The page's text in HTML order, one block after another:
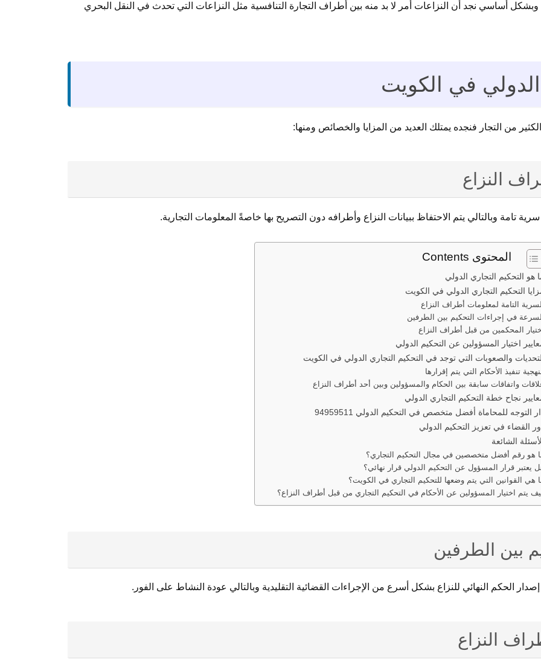
وبشكل أساسي نجد أن النزاعات أمر لا بد منه بين أطراف التجارة التنافسية مثل النزاعات التي تحدث في النقل البحري
الدولي في الكويت
من التجار فنجده يمتلك العديد من المزايا والخصائص ومنها:
النزاع
تامة وبالتالي يتم الاحتفاظ ببيانات النزاع وأطرافه دون التصريح بها خاصةً المعلومات التجارية.
المحتوى Contents
هو التحكيم التجاري الدولي
التحكيم التجاري الدولي في الكويت
التامة لمعلومات أطراف النزاع
في إجراءات التحكيم بين الطرفين
المحكمين من قبل أطراف النزاع
اختيار المسؤولين عن التحكيم الدولي
والصعوبات التي توجد في التحكيم التجاري الدولي في الكويت
تنفيذ الأحكام التي يتم إقرارها
واتفاقات سابقة بين الحكام والمسؤولين وبين أحد أطراف النزاع
نجاح خطة التحكيم التجاري الدولي
التوجه للمحاماة أفضل متخصص في التحكيم الدولي 94959511
القضاء في تعزيز التحكيم الدولي
الشائعة
هو رقم أفضل متخصصين في مجال التحكيم التجاري؟
يعتبر قرار المسؤول عن التحكيم الدولي قرار نهائي؟
هي القوانين التي يتم وضعها للتحكيم التجاري في الكويت؟
يتم اختيار المسؤولين عن الأحكام في التحكيم التجاري من قبل أطراف النزاع؟
بين الطرفين
الحكم النهائي للنزاع بشكل أسرع من الإجراءات القضائية التقليدية وبالتالي عودة النشاط على الفور.
النزاع